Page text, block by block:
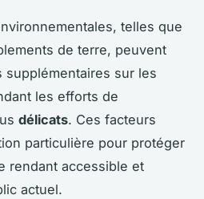
telles que
de terre, peuvent
sur les
les efforts de
délicats. Ces facteurs
particulière pour protéger
rendant accessible et
actuel.